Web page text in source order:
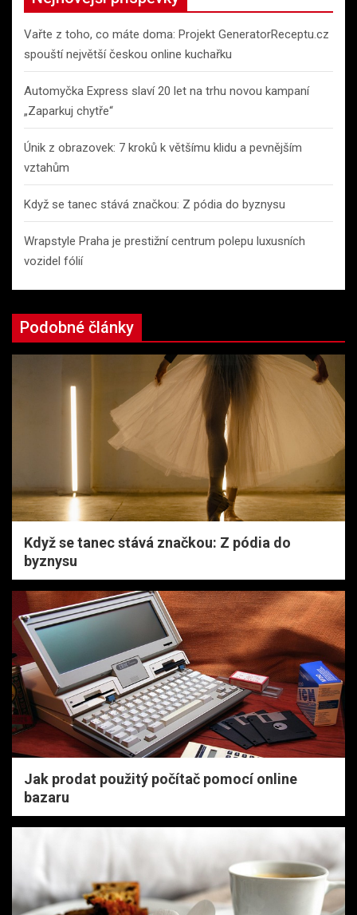
h
Vařte z toho, co máte doma: Projekt GeneratorReceptu.cz
spouští největší českou online kuchařku
Automyčka Express slaví 20 let na trhu novou kampaní
„Zaparkuj chytře“
Únik z obrazovek: 7 kroků k většímu klidu a pevnějším
vztahům
Když se tanec stává značkou: Z pódia do byznysu
Wrapstyle Praha je prestižní centrum polepu luxusních
vozidel fólií
Podobné články
Když se tanec stává značkou: Z pódia do
byznysu
Jak prodat použitý počítač pomocí online
bazaru